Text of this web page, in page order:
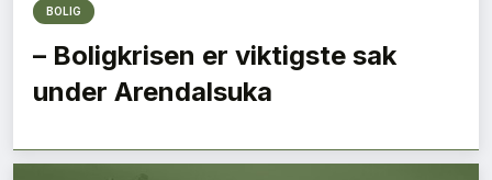
Tips redaksjonen
Annonsering
BOLIG
– Boligkrisen er viktigste sak
under Arendalsuka